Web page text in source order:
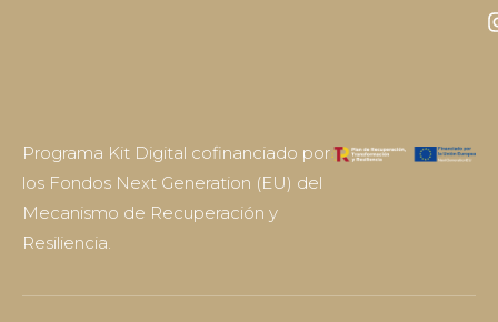
Programa Kit Digital cofinanciado por
los Fondos Next Generation (EU) del
Mecanismo de Recuperación y
Resiliencia.